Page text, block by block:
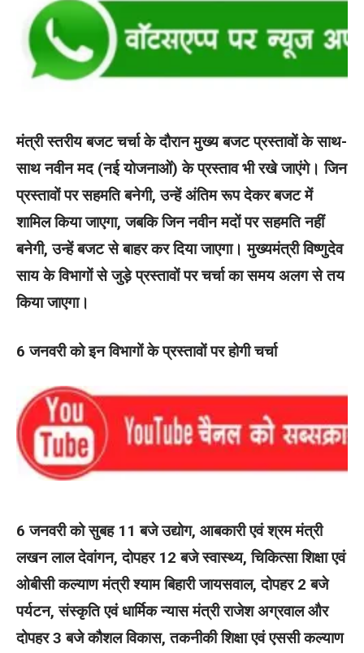
मंत्री स्तरीय बजट चर्चा के दौरान मुख्य बजट प्रस्तावों के साथ-
साथ नवीन मद (नई योजनाओं) के प्रस्ताव भी रखे जाएंगे। जिन
प्रस्तावों पर सहमति बनेगी, उन्हें अंतिम रूप देकर बजट में
शामिल किया जाएगा, जबकि जिन नवीन मदों पर सहमति नहीं
बनेगी, उन्हें बजट से बाहर कर दिया जाएगा। मुख्यमंत्री विष्णुदेव
साय के विभागों से जुड़े प्रस्तावों पर चर्चा का समय अलग से तय
किया जाएगा।
6 जनवरी को इन विभागों के प्रस्तावों पर होगी चर्चा
6 जनवरी को सुबह 11 बजे उद्योग, आबकारी एवं श्रम मंत्री
लखन लाल देवांगन, दोपहर 12 बजे स्वास्थ्य, चिकित्सा शिक्षा एवं
ओबीसी कल्याण मंत्री श्याम बिहारी जायसवाल, दोपहर 2 बजे
पर्यटन, संस्कृति एवं धार्मिक न्यास मंत्री राजेश अग्रवाल और
दोपहर 3 बजे कौशल विकास, तकनीकी शिक्षा एवं एससी कल्याण